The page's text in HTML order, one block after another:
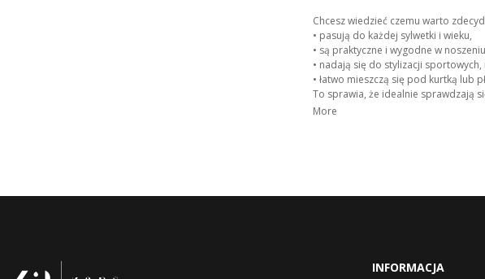
Chcesz wiedzieć czemu warto
• pasują do każdej sylwetki i wieku,
• są praktyczne i wygodne w
• nadają się do stylizacji sportowych,
• łatwo mieszczą się pod kurtką lub
To sprawia, że idealnie sprawdzają
More
INFORMACJA